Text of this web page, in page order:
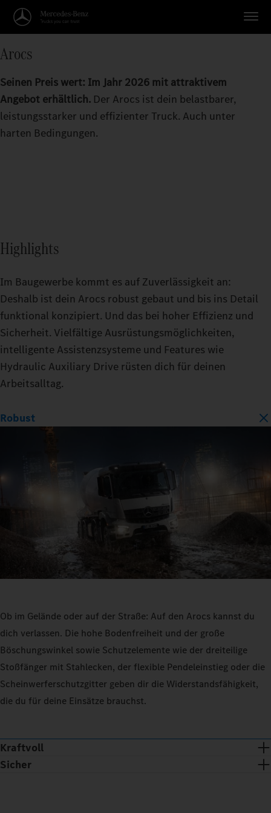
Arocs
Seinen Preis wert: Im Jahr 2026 mit attraktivem
Angebot erhältlich. Der Arocs ist dein belastbarer,
leistungsstarker und effizienter Truck. Auch unter
harten Bedingungen.
Highlights
Im Baugewerbe kommt es auf Zuverlässigkeit an:
Deshalb ist dein Arocs robust gebaut und bis ins Detail
funktional konzipiert. Und das bei hoher Effizienz und
Sicherheit. Vielfältige Ausrüstungsmöglichkeiten,
intelligente Assistenzsysteme und Features wie
Hydraulic Auxiliary Drive rüsten dich für deinen
Arbeitsalltag.
Robust
Ob im Gelände oder auf der Straße: Auf den Arocs kannst du
dich verlassen. Die hohe Bodenfreiheit und der große
Böschungswinkel sowie Schutzelemente wie der dreiteilige
Stoßfänger mit Stahlecken, der flexible Pendeleinstieg oder die
Scheinwerferschutzgitter geben dir die Widerstandsfähigkeit,
die du für deine Einsätze brauchst.
Kraftvoll
Sicher